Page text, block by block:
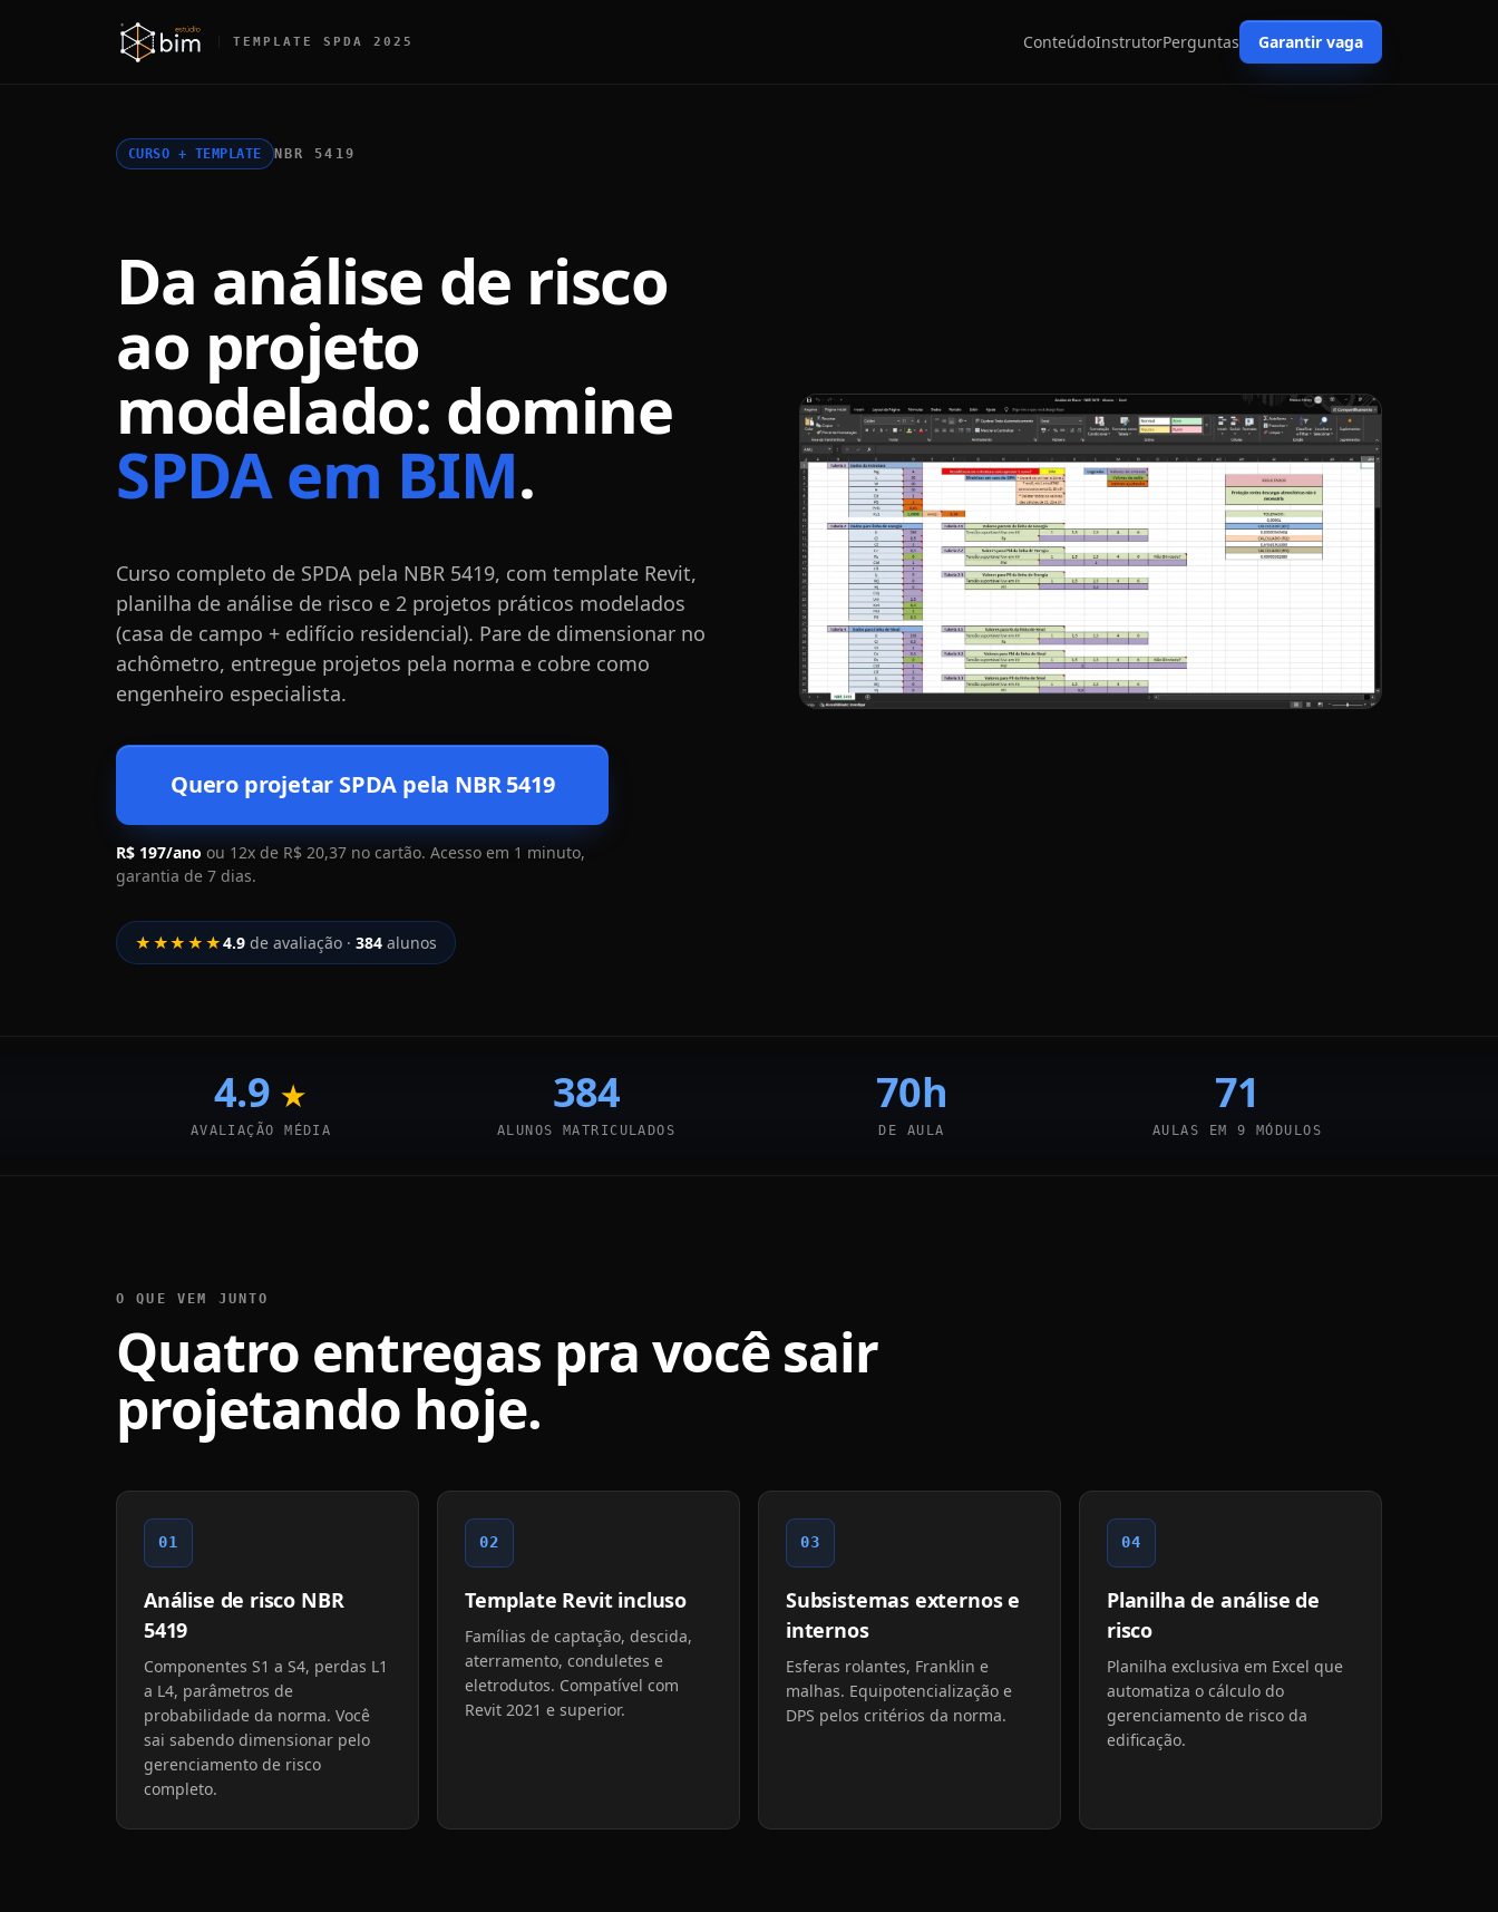
TEMPLATE SPDA 2025 ConteúdoInstrutorPerguntas Garantir vaga
CURSO + TEMPLATE NBR 5419
Da análise de risco
ao projeto
modelado: domine
SPDA em BIM.
Curso completo de SPDA pela NBR 5419, com template Revit,
planilha de análise de risco e 2 projetos práticos modelados
(casa de campo + edifício residencial). Pare de dimensionar no
achômetro, entregue projetos pela norma e cobre como
engenheiro especialista.
Quero projetar SPDA pela NBR 5419
R$ 197/ano ou 12x de R$ 20,37 no cartão. Acesso em 1 minuto,
garantia de 7 dias.
★★★★★4.9de avaliação · 384alunos
4.9 ★
AVALIAÇÃO MÉDIA
384
ALUNOS MATRICULADOS
70h
DE AULA
71
AULAS EM 9 MÓDULOS
O QUE VEM JUNTO
Quatro entregas pra você sair
projetando hoje.
01
Análise de risco NBR
5419
Componentes S1 a S4, perdas L1
a L4, parâmetros de
probabilidade da norma. Você
sai sabendo dimensionar pelo
gerenciamento de risco
completo.
02
Template Revit incluso
Famílias de captação, descida,
aterramento, conduletes e
eletrodutos. Compatível com
Revit 2021 e superior.
03
Subsistemas externos e
internos
Esferas rolantes, Franklin e
malhas. Equipotencialização e
DPS pelos critérios da norma.
04
Planilha de análise de
risco
Planilha exclusiva em Excel que
automatiza o cálculo do
gerenciamento de risco da
edificação.